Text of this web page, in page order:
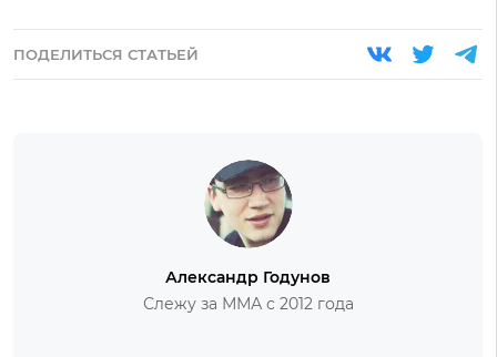
ПОДЕЛИТЬСЯ СТАТЬЕЙ
Александр Годунов
Слежу за ММА с 2012 года